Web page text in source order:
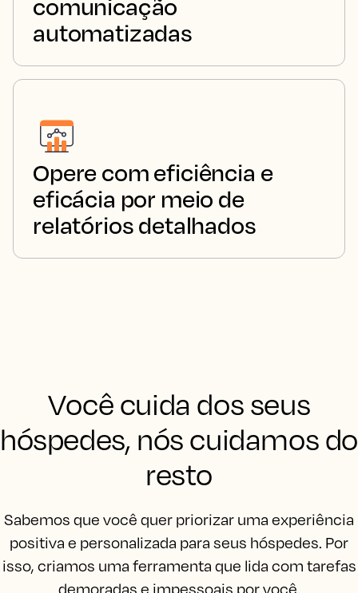
comunicação
automatizadas
Opere com eficiência e
eficácia por meio de
relatórios detalhados
Você cuida dos seus
hóspedes, nós cuidamos do
resto
Sabemos que você quer priorizar uma experiência
positiva e personalizada para seus hóspedes. Por
isso, criamos uma ferramenta que lida com tarefas
demoradas e impessoais por você.